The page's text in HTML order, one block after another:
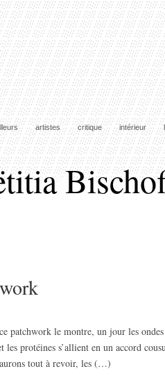
artistes critique intérieur
patchwork le montre, un jour les
les protéines s’allient en un accord
tout à revoir, les (…)